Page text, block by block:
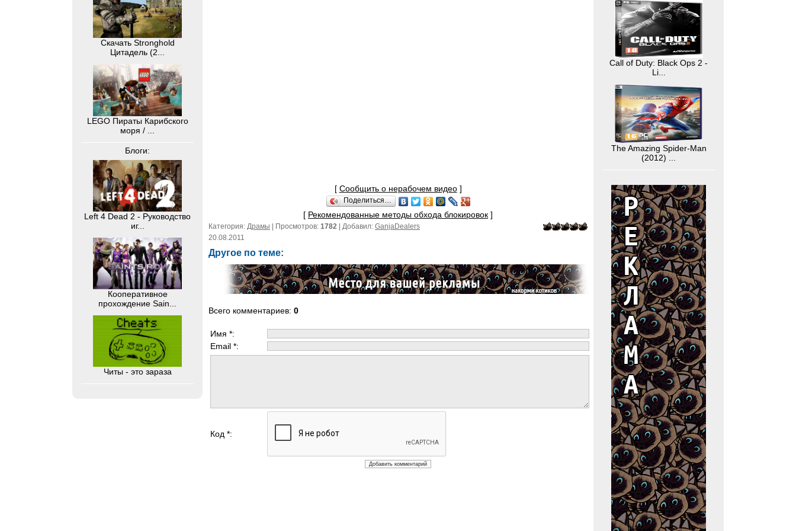
Скачать Stronghold
Цитадель (2...
LEGO Пираты Карибского
моря / ...
Блоги:
Left 4 Dead 2 - Руководство
иг...
Кооперативное
прохождение Sain...
Читы - это зараза
Call of Duty: Black Ops 2 -
Li...
The Amazing Spider-Man
(2012) ...
[ Сообщить о нерабочем видео]
Поделиться…
[ Рекомендованные методы обхода блокировок ]
Категория: Драмы | Просмотров: 1782 | Добавил: GanjaDealers
20.08.2011
Другое по теме:
Всего комментариев: 0
Имя *:
Email *:
Код *: